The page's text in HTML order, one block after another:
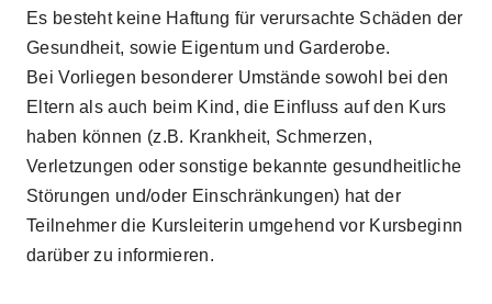
Es besteht keine Haftung für verursachte Schäden der
Gesundheit, sowie Eigentum und Garderobe.
Bei Vorliegen besonderer Umstände sowohl bei den
Eltern als auch beim Kind, die Einfluss auf den Kurs
haben können (z.B. Krankheit, Schmerzen,
Verletzungen oder sonstige bekannte gesundheitliche
Störungen und/oder Einschränkungen) hat der
Teilnehmer die Kursleiterin umgehend vor Kursbeginn
darüber zu informieren.